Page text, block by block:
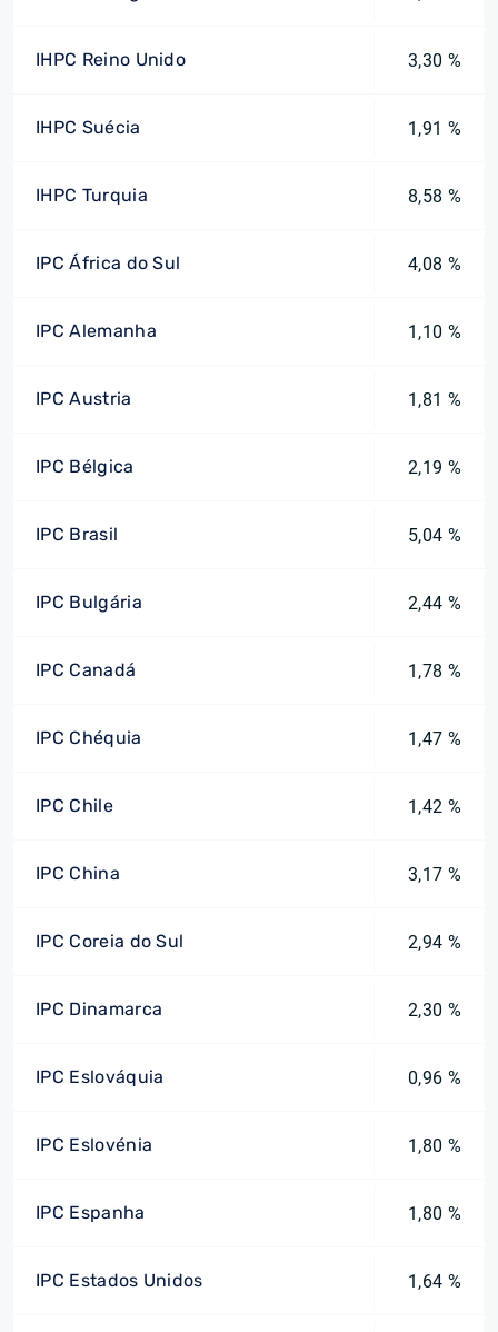
IHPC Reino Unido 3,30 %
IHPC Suécia 1,91 %
IHPC Turquia 8,58 %
IPC África do Sul 4,08 %
IPC Alemanha 1,10 %
IPC Austria 1,81 %
IPC Bélgica 2,19 %
IPC Brasil 5,04 %
IPC Bulgária 2,44 %
IPC Canadá 1,78 %
IPC Chéquia 1,47 %
IPC Chile 1,42 %
IPC China 3,17 %
IPC Coreia do Sul 2,94 %
IPC Dinamarca 2,30 %
IPC Eslováquia 0,96 %
IPC Eslovénia 1,80 %
IPC Espanha 1,80 %
IPC Estados Unidos 1,64 %